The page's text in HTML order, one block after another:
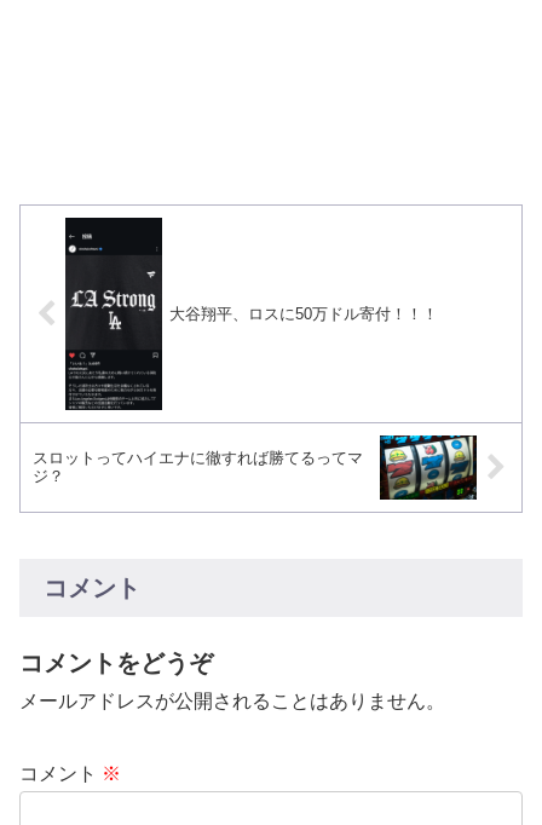
大谷翔平、ロスに50万ドル寄付！！！
スロットってハイエナに徹すれば勝てるってマ
ジ？
コメント
コメントをどうぞ
メールアドレスが公開されることはありません。
コメント ※